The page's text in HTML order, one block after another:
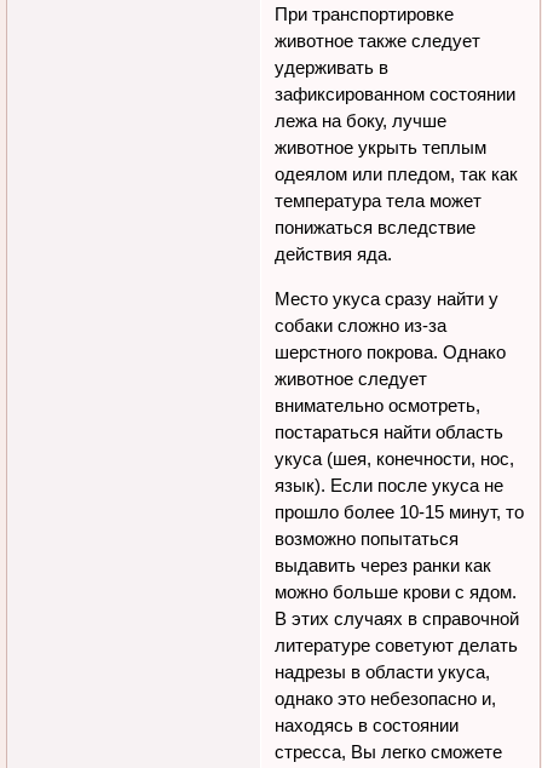
При транспортировке
животное также следует
удерживать в
зафиксированном состоянии
лежа на боку, лучше
животное укрыть теплым
одеялом или пледом, так как
температура тела может
понижаться вследствие
действия яда.
Место укуса сразу найти у
собаки сложно из-за
шерстного покрова. Однако
животное следует
внимательно осмотреть,
постараться найти область
укуса (шея, конечности, нос,
язык). Если после укуса не
прошло более 10-15 минут, то
возможно попытаться
выдавить через ранки как
можно больше крови с ядом.
В этих случаях в справочной
литературе советуют делать
надрезы в области укуса,
однако это небезопасно и,
находясь в состоянии
стресса, Вы легко сможете